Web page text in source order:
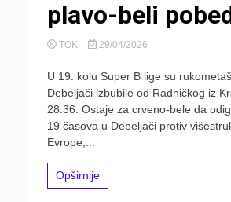
plavo-beli
TOK 29/04/2026
U 19. kolu Super B lige su
Debeljači izbubile od Radničkog iz
28:36. Ostaje za crveno-bele da
19 časova u Debeljači protiv
Evrope,...
Opširnije